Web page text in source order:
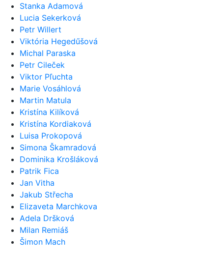
Stanka Adamová
Lucia Sekerková
Petr Willert
Viktória Hegedűšová
Michal Paraska
Petr Cileček
Viktor Pľuchta
Marie Vosáhlová
Martin Matula
Kristína Kilíková
Kristína Kordiaková
Luisa Prokopová
Simona Škamradová
Dominika Krošláková
Patrik Fica
Jan Vitha
Jakub Střecha
Elizaveta Marchkova
Adela Dršková
Milan Remiáš
Šimon Mach